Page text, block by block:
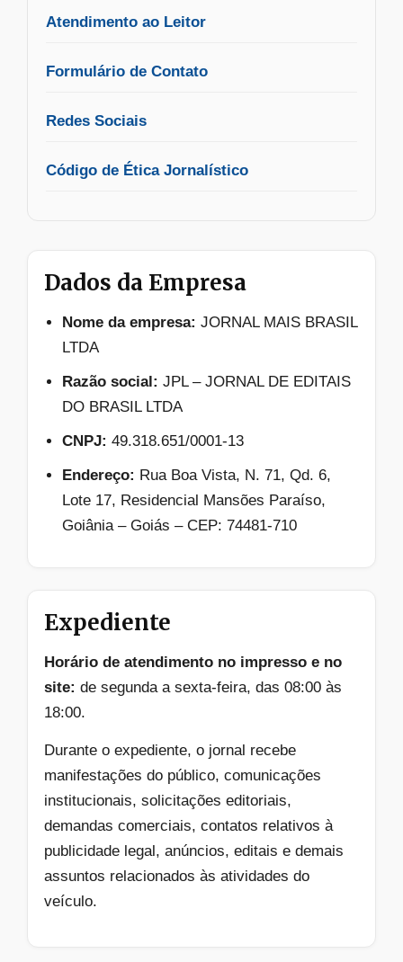
Atendimento ao Leitor
Formulário de Contato
Redes Sociais
Código de Ética Jornalístico
Dados da Empresa
Nome da empresa: JORNAL MAIS BRASIL
LTDA
Razão social: JPL – JORNAL DE EDITAIS
DO BRASIL LTDA
CNPJ: 49.318.651/0001-13
Endereço: Rua Boa Vista, N. 71, Qd. 6,
Lote 17, Residencial Mansões Paraíso,
Goiânia – Goiás – CEP: 74481-710
Expediente
Horário de atendimento no impresso e no
site: de segunda a sexta-feira, das 08:00 às
18:00.
Durante o expediente, o jornal recebe
manifestações do público, comunicações
institucionais, solicitações editoriais,
demandas comerciais, contatos relativos à
publicidade legal, anúncios, editais e demais
assuntos relacionados às atividades do
veículo.